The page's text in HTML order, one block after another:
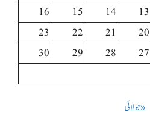
13
14
15
16
20
21
22
23
27
28
29
30
« جولائی